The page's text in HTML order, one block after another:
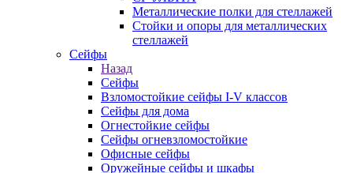
Металлические полки для стеллажей
Стойки и опоры для металлических
стеллажей
Сейфы
Назад
Сейфы
Взломостойкие сейфы I-V классов
Сейфы для дома
Огнестойкие сейфы
Сейфы огневзломостойкие
Офисные сейфы
Оружейные сейфы и шкафы